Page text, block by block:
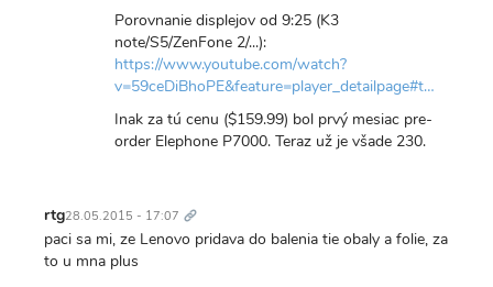
Porovnanie displejov od 9:25 (K3
note/S5/ZenFone 2/...):
https://www.youtube.com/watch?
v=59ceDiBhoPE&feature=player_detailpage#t…
Inak za tú cenu ($159.99) bol prvý mesiac pre-
order Elephone P7000. Teraz už je všade 230.
rtg28.05.2015 - 17:07 odkaz
paci sa mi, ze Lenovo pridava do balenia tie obaly a folie, za
to u mna plus